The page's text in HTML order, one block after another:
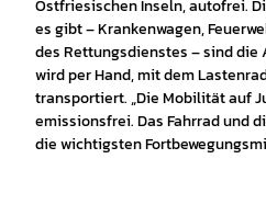
Ostfriesischen Inseln, autofrei.
es gibt – Krankenwagen,
des Rettungsdienstes – sind die
wird per Hand, mit dem
transportiert. „Die Mobilität auf
emissionsfrei. Das Fahrrad und
die wichtigsten